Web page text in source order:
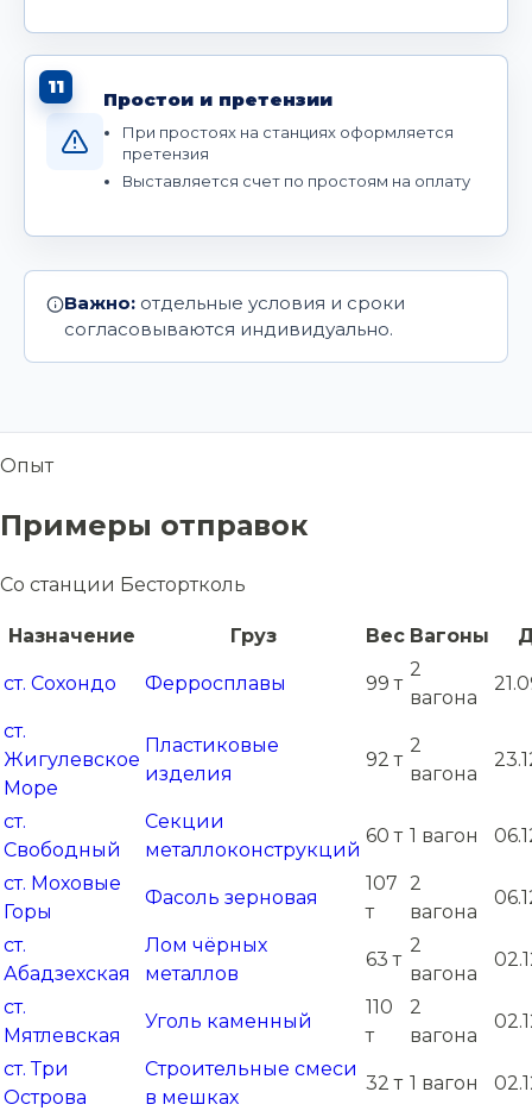
11
Простои и претензии
При простоях на станциях оформляется
претензия
Выставляется счет по простоям на оплату
Важно: отдельные условия и сроки
согласовываются индивидуально.
Опыт
Примеры отправок
Со станции Бестортколь
Назначение Груз Вес Вагоны
ст. Сохондо Ферросплавы 99 т
2
вагона
ст.
Жигулевское
Море
Пластиковые
изделия
92 т
2
вагона
ст.
Свободный
Секции
металлоконструкций
60 т 1 вагон
ст. Моховые
Горы
Фасоль зерновая
107
т
2
вагона
ст.
Абадзехская
Лом чёрных
металлов
63 т
2
вагона
ст.
Мятлевская
Уголь каменный
110
т
2
вагона
ст. Три
Острова
Строительные смеси
в мешках
32 т 1 вагон